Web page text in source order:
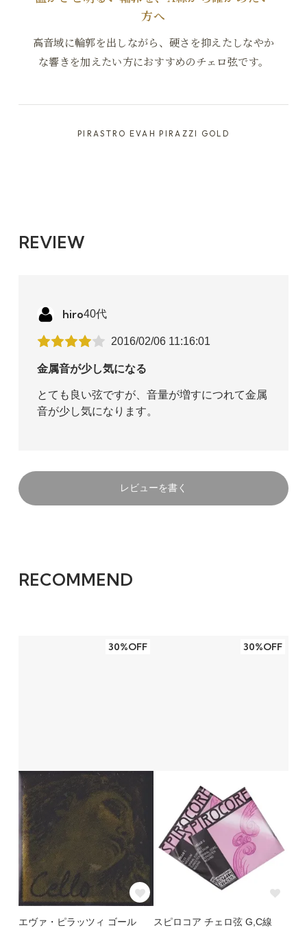
方へ
高音域に輪郭を出しながら、硬さを抑えたしなやか
な響きを加えたい方におすすめのチェロ弦です。
PIRASTRO EVAH PIRAZZI GOLD
REVIEW
hiro40代
2016/02/06 11:16:01
金属音が少し気になる
とても良い弦ですが、音量が増すにつれて金属
音が少し気になります。
レビューを書く
RECOMMEND
30%OFF
エヴァ・ピラッツィ ゴール
30%OFF
スピロコア チェロ弦 G,C線